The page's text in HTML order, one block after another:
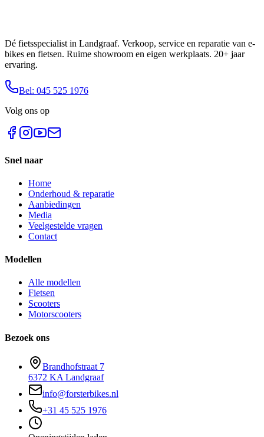
Dé fietsspecialist in Landgraaf. Verkoop, service en reparatie van e-
bikes en fietsen. Ruime showroom en eigen werkplaats. 20+ jaar
ervaring.
Bel: 045 525 1976
Volg ons op
Snel naar
Home
Onderhoud & reparatie
Aanbiedingen
Media
Veelgestelde vragen
Contact
Modellen
Alle modellen
Fietsen
Scooters
Motorscooters
Bezoek ons
Brandhofstraat 7
6372 KA Landgraaf
info@forsterbikes.nl
+31 45 525 1976